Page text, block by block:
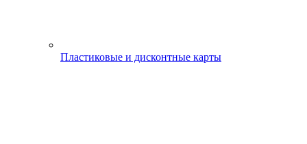
Пластиковые и дисконтные карты